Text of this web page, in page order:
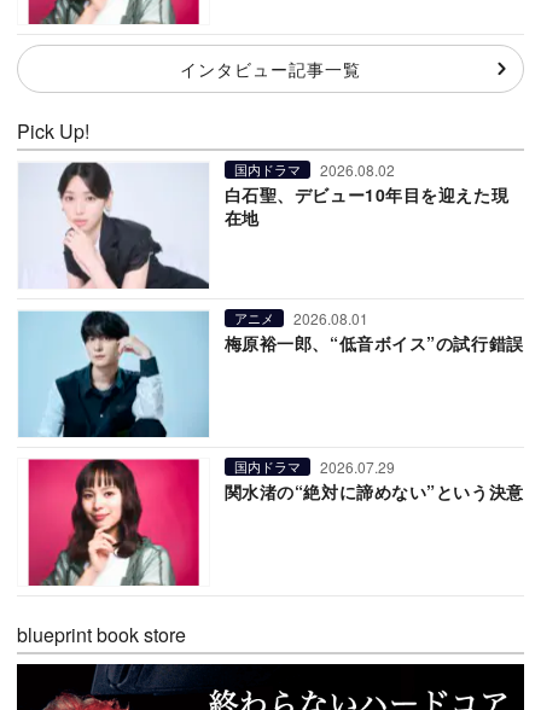
インタビュー記事一覧
Pick Up!
国内ドラマ 2026.08.02
白石聖、デビュー10年目を迎えた現
在地
アニメ 2026.08.01
梅原裕一郎、“低音ボイス”の試行錯誤
国内ドラマ 2026.07.29
関水渚の“絶対に諦めない”という決意
blueprint book store